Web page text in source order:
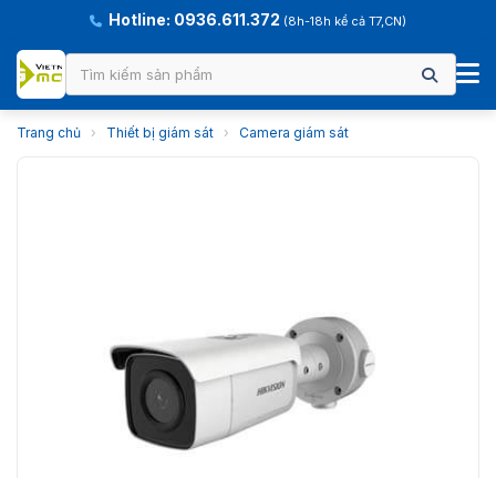
Hotline: 0936.611.372 (8h-18h kể cả T7,CN)
Trang chủ › Thiết bị giám sát › Camera giám sát